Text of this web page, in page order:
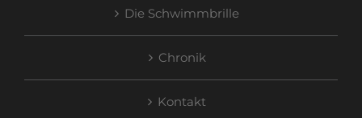
Die Schwimmbrille
Chronik
Kontakt